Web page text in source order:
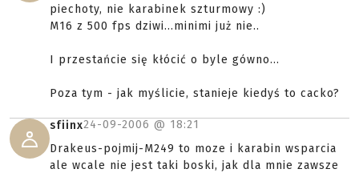
piechoty, nie karabinek szturmowy :)
M16 z 500 fps dziwi...minimi już nie..
I przestańcie się kłócić o byle gówno...
Poza tym - jak myślicie, stanieje kiedyś to cacko?
sfiinx24-09-2006 @ 18:21
Drakeus-pojmij-M249 to moze i karabin wsparcia
ale wcale nie jest taki boski, jak dla mnie zawsze